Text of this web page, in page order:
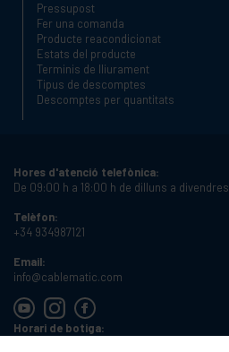
Pressupost
Fer una comanda
Producte reacondicionat
Estats del producte
Terminis de lliurament
Tipus de descomptes
Descomptes per quantitats
Hores d'atenció telefònica:
De 09:00 h a 18:00 h de dilluns a divendres
Telèfon:
+34 934987121
Email:
info@cablematic.com
Horari de botiga: